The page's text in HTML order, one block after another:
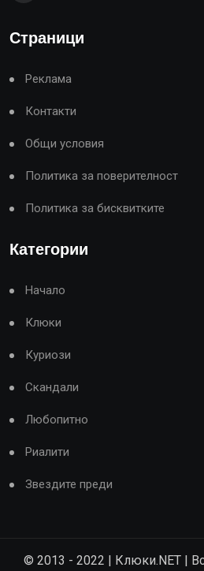
Страници
Реклама
Контакти
Общи условия
Политика за поверителност
Политика за бисквитките
Категории
Начало
Клюки
Куриози
Скандали
Любопитно
Риалити
Звездите преди
© 2013 - 2022 | Клюки.NET |